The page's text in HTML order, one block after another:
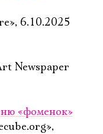
6.10.2025
Newspaper
«фоменок»